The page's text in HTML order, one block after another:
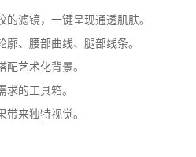
滤镜，一键呈现通透肌肤。
、腰部曲线、腿部线条。
艺术化背景。
的工具箱。
来独特视觉。